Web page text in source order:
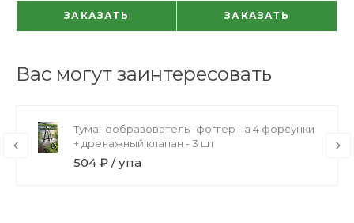
ЗАКАЗАТЬ ЗАКАЗАТЬ
Вас могут заинтересовать
Туманообразователь -фоггер на 4 форсунки
+ дренажный клапан - 3 шт
504 ₽ / упа